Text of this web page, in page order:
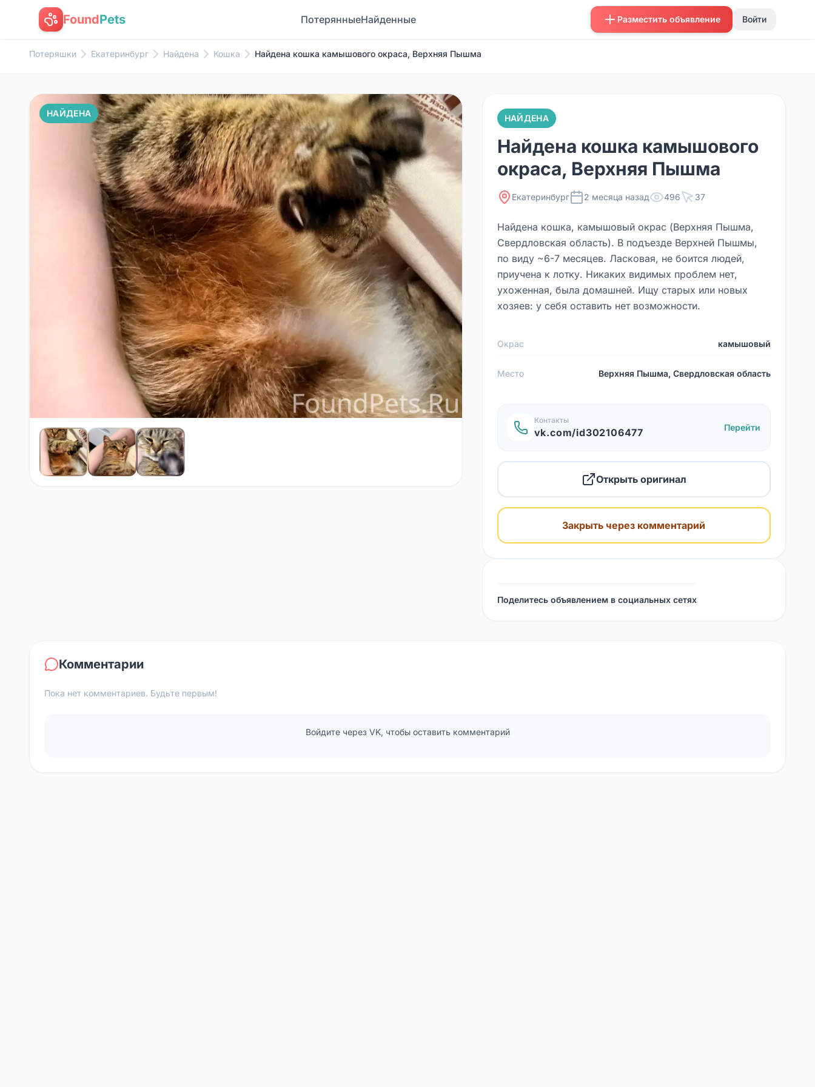
FoundPets ПотерянныеНайденные Разместить объявление Войти
Потеряшки Екатеринбург Найдена Кошка Найдена кошка камышового окраса, Верхняя Пышма
НАЙДЕНА НАЙДЕНА
Найдена кошка камышового
окраса, Верхняя Пышма
Екатеринбург 2 месяца назад 496 37
Найдена кошка, камышовый окрас (Верхняя Пышма,
Свердловская область). В подъезде Верхней Пышмы,
по виду ~6-7 месяцев. Ласковая, не боится людей,
приучена к лотку. Никаких видимых проблем нет,
ухоженная, была домашней. Ищу старых или новых
хозяев: у себя оставить нет возможности.
Окрас камышовый
Место Верхняя Пышма, Свердловская область
Контакты
vk.com/id302106477 Перейти
Открыть оригинал
Закрыть через комментарий
Поделитесь объявлением в социальных сетях
Комментарии
Пока нет комментариев. Будьте первым!
Войдите через VK, чтобы оставить комментарий